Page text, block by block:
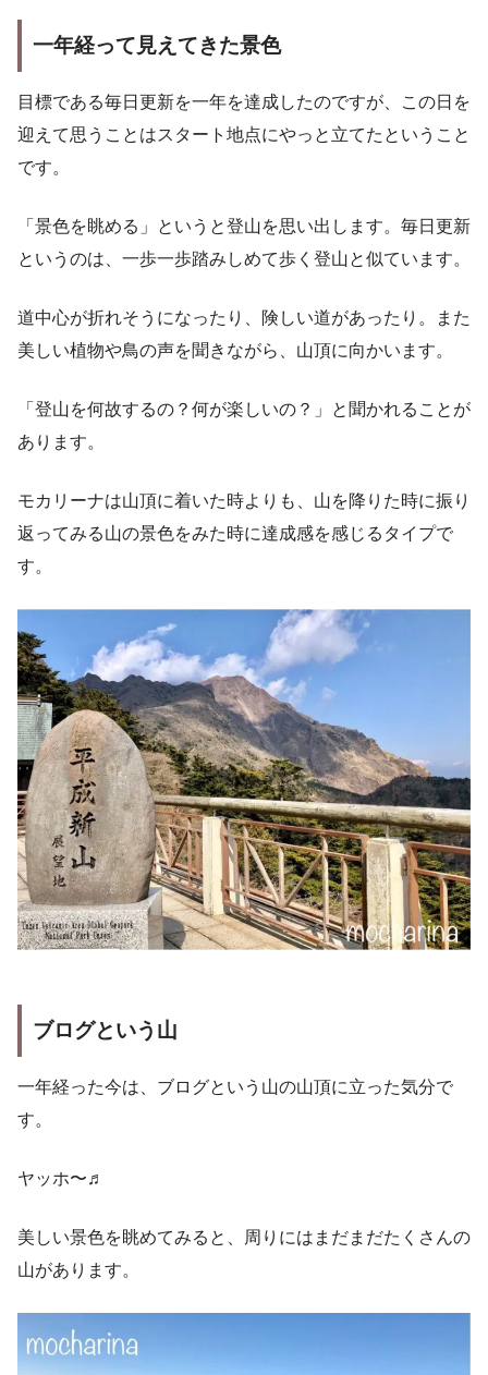
一年経って見えてきた景色
目標である毎日更新を一年を達成したのですが、この日を
迎えて思うことはスタート地点にやっと立てたということ
です。
「景色を眺める」というと登山を思い出します。毎日更新
というのは、一歩一歩踏みしめて歩く登山と似ています。
道中心が折れそうになったり、険しい道があったり。また
美しい植物や鳥の声を聞きながら、山頂に向かいます。
「登山を何故するの？何が楽しいの？」と聞かれることが
あります。
モカリーナは山頂に着いた時よりも、山を降りた時に振り
返ってみる山の景色をみた時に達成感を感じるタイプで
す。
ブログという山
一年経った今は、ブログという山の山頂に立った気分で
す。
ヤッホ〜♬
美しい景色を眺めてみると、周りにはまだまだたくさんの
山があります。